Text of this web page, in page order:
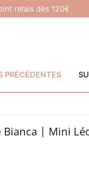
relais dès 120€
PRÉCÉDENTES
| Mini